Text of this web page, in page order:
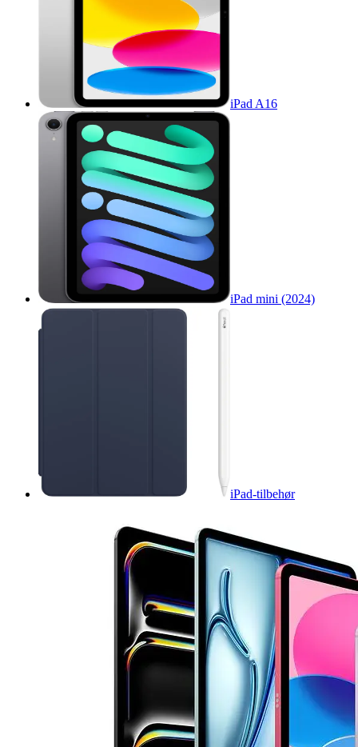
iPad A16
iPad mini (2024)
iPad-tilbehør